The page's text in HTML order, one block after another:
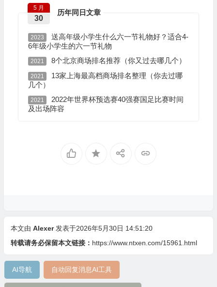
历年同日文章
5 月
30
2023
送高年级小学生什么六一节礼物好？适合4-
6年级小学生的六一节礼物
2021 8个北京商场排名推荐（你又过去哪几个）
2021
13家上海最高档商场排名整理（你去过哪
几个）
2021
2022年世界杯预选赛40强赛国足比赛时间
及出场阵容
本文由 Alexer 发表于2026年5月30日 14:51:20
转载请务必保留本文链接： https://www.ntxen.com/15961.html
AI导航 自动回复消息AI工具